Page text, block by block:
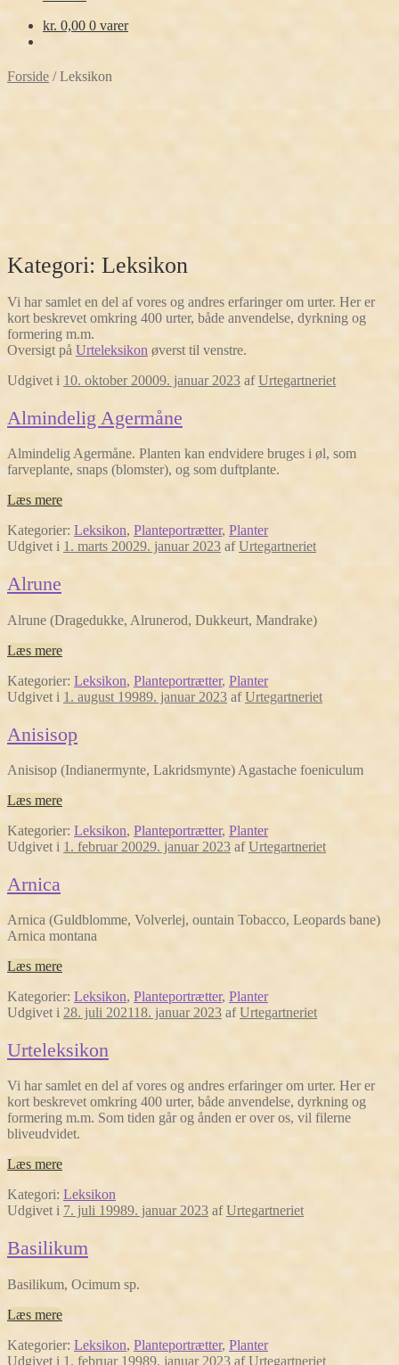
kr. 0,00 0 varer
Forside /Leksikon
Kategori: Leksikon
Vi har samlet en del af vores og andres erfaringer om urter. Her er
kort beskrevet omkring 400 urter, både anvendelse, dyrkning og
formering m.m.
Oversigt på Urteleksikon øverst til venstre.
Udgivet i 10. oktober 20009. januar 2023 afUrtegartneriet
Almindelig Agermåne
Almindelig Agermåne. Planten kan endvidere bruges i øl, som
farveplante, snaps (blomster), og som duftplante.
Læs mere
Kategorier: Leksikon, Planteportrætter, Planter
Udgivet i 1. marts 20029. januar 2023 afUrtegartneriet
Alrune
Alrune (Dragedukke, Alrunerod, Dukkeurt, Mandrake)
Læs mere
Kategorier: Leksikon, Planteportrætter, Planter
Udgivet i 1. august 19989. januar 2023 afUrtegartneriet
Anisisop
Anisisop (Indianermynte, Lakridsmynte) Agastache foeniculum
Læs mere
Kategorier: Leksikon, Planteportrætter, Planter
Udgivet i 1. februar 20029. januar 2023 afUrtegartneriet
Arnica
Arnica (Guldblomme, Volverlej, ountain Tobacco, Leopards bane)
Arnica montana
Læs mere
Kategorier: Leksikon, Planteportrætter, Planter
Udgivet i 28. juli 202118. januar 2023 afUrtegartneriet
Urteleksikon
Vi har samlet en del af vores og andres erfaringer om urter. Her er
kort beskrevet omkring 400 urter, både anvendelse, dyrkning og
formering m.m. Som tiden går og ånden er over os, vil filerne
bliveudvidet.
Læs mere
Kategori: Leksikon
Udgivet i 7. juli 19989. januar 2023 afUrtegartneriet
Basilikum
Basilikum, Ocimum sp.
Læs mere
Kategorier: Leksikon, Planteportrætter, Planter
Udgivet i 1. februar 19989. januar 2023 afUrtegartneriet